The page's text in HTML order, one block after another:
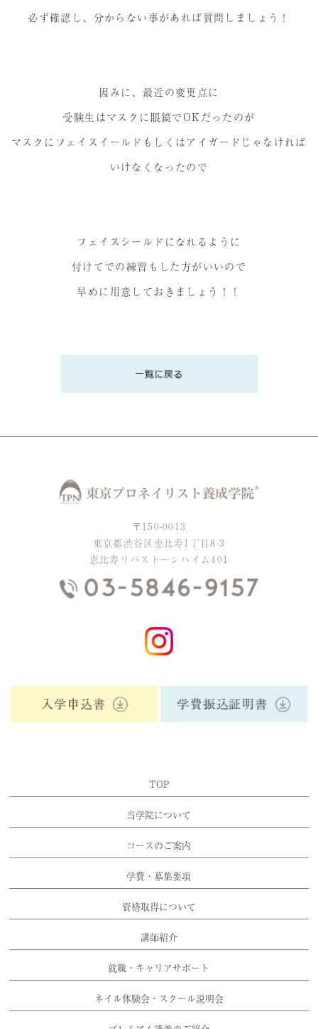
必ず確認し、分からない事があれば質問しましょう！
因みに、最近の変更点に
受験生はマスクに眼鏡でOKだったのが
マスクにフェイスイールドもしくはアイガードじゃなければ
いけなくなったので
フェイスシールドになれるように
付けてでの練習もした方がいいので
早めに用意しておきましょう！！
〒150-0013
東京都渋谷区恵比寿1丁目8-3
恵比寿リバストーンハイム401
TOP
当学院について
コースのご案内
学費・募集要項
資格取得について
講師紹介
就職・キャリアサポート
ネイル体験会・スクール説明会